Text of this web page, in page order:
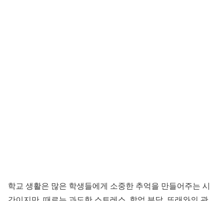
학교 생활은 많은 학생들에게 소중한 추억을 만들어주는 시